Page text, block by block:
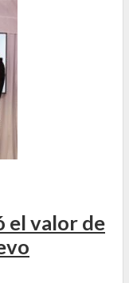
el valor de